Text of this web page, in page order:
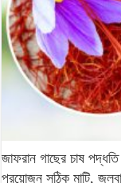
ও
কার্যকর
জাফরান গাছের চাষ
প্রয়োজন সঠিক মাটি,